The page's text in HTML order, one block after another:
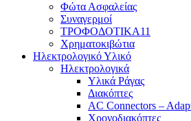
Φώτα Ασφαλείας
Συναγερμοί
ΤΡΟΦΟΔΟΤΙΚΑ11
Χρηματοκιβώτια
Ηλεκτρολογικό Υλικό
Ηλεκτρολογικά
Υλικά Ράγας
Διακόπτες
AC Connectors –
Χρονοδιακόπτες